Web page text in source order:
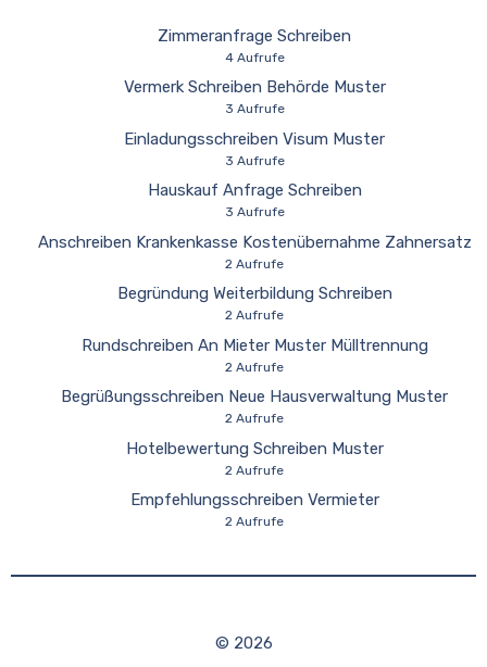
Zimmeranfrage Schreiben
4 Aufrufe
Vermerk Schreiben Behörde Muster
3 Aufrufe
Einladungsschreiben Visum Muster
3 Aufrufe
Hauskauf Anfrage Schreiben
3 Aufrufe
Anschreiben Krankenkasse Kostenübernahme Zahnersatz
2 Aufrufe
Begründung Weiterbildung Schreiben
2 Aufrufe
Rundschreiben An Mieter Muster Mülltrennung
2 Aufrufe
Begrüßungsschreiben Neue Hausverwaltung Muster
2 Aufrufe
Hotelbewertung Schreiben Muster
2 Aufrufe
Empfehlungsschreiben Vermieter
2 Aufrufe
© 2026